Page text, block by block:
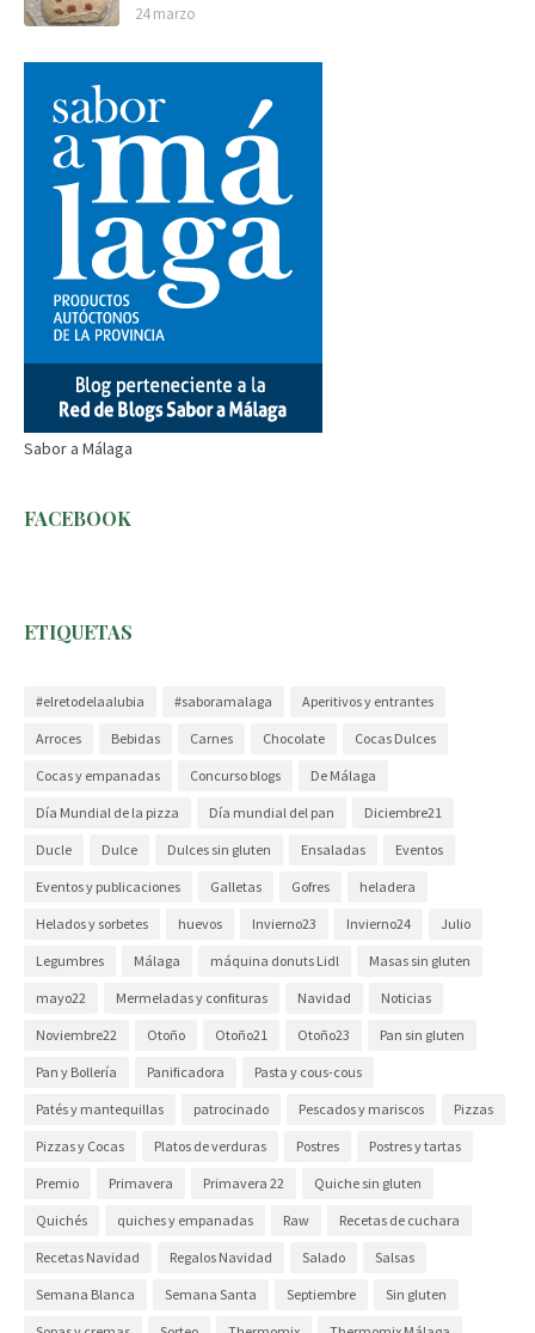
24 marzo
Sabor a Málaga
FACEBOOK
ETIQUETAS
#elretodelaalubia #saboramalaga Aperitivos y entrantes
Arroces Bebidas Carnes Chocolate Cocas Dulces
Cocas y empanadas Concurso blogs De Málaga
Día Mundial de la pizza Día mundial del pan Diciembre21
Ducle Dulce Dulces sin gluten Ensaladas Eventos
Eventos y publicaciones Galletas Gofres heladera
Helados y sorbetes huevos Invierno23 Invierno24 Julio
Legumbres Málaga máquina donuts Lidl Masas sin gluten
mayo22 Mermeladas y confituras Navidad Noticias
Noviembre22 Otoño Otoño21 Otoño23 Pan sin gluten
Pan y Bollería Panificadora Pasta y cous-cous
Patés y mantequillas patrocinado Pescados y mariscos Pizzas
Pizzas y Cocas Platos de verduras Postres Postres y tartas
Premio Primavera Primavera 22 Quiche sin gluten
Quichés quiches y empanadas Raw Recetas de cuchara
Recetas Navidad Regalos Navidad Salado Salsas
Semana Blanca Semana Santa Septiembre Sin gluten